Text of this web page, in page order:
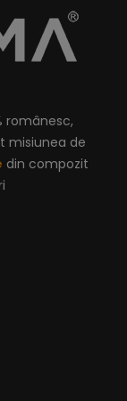
Sifon Inclus
românesc,
misiunea de
din compozit